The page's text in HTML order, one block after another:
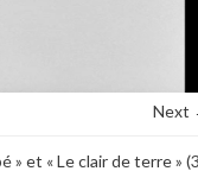
Next
» et « Le clair de terre »